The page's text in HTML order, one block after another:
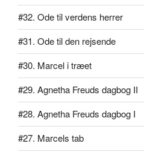
#32. Ode til verdens herrer
#31. Ode til den rejsende
#30. Marcel i træet
#29. Agnetha Freuds dagbog II
#28. Agnetha Freuds dagbog I
#27. Marcels tab